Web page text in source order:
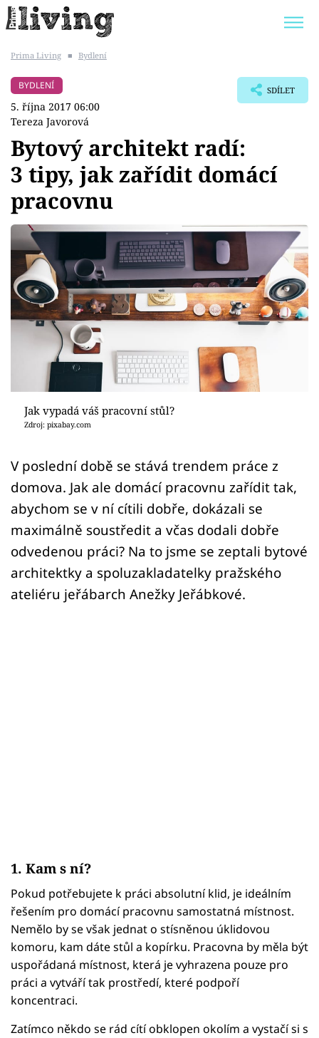
BYDLENÍ SLAVNÝCH
Témata
Bydlení
Zahrada
Design
Sledujte prima+
Přihlášení
Sledujte nás
Prima Living ■ Bydlení
BYDLENÍ
5. října 2017 06:00
Tereza Javorová
SDÍLET
Bytový architekt radí:
3 tipy, jak zařídit domácí
pracovnu
Jak vypadá váš pracovní stůl?
Zdroj: pixabay.com
V poslední době se stává trendem práce z
domova. Jak ale domácí pracovnu zařídit tak,
abychom se v ní cítili dobře, dokázali se
maximálně soustředit a včas dodali dobře
odvedenou práci? Na to jsme se zeptali bytové
architektky a spoluzakladatelky pražského
ateliéru jeřábarch Anežky Jeřábkové.
1. Kam s ní?
Pokud potřebujete k práci absolutní klid, je ideálním
řešením pro domácí pracovnu samostatná místnost.
Nemělo by se však jednat o stísněnou úklidovou
komoru, kam dáte stůl a kopírku. Pracovna by měla být
uspořádaná místnost, která je vyhrazena pouze pro
práci a vytváří tak prostředí, které podpoří
koncentraci.
Zatímco někdo se rád cítí obklopen okolím a vystačí si s